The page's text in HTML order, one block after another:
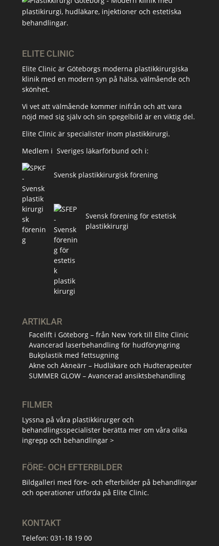
ELITE CLINIC
Elite Clinic är Göteborgs moderna plastikkirurgiska
klinik med en modern syn på hälsa, välmående och
skönhet.
Vi vet att välmående kommer inifrån och att vara
nöjd med sig själv och sin spegelbild är en viktig del.
Elite Clinic är specialister inom plastikkirurgi.
Medlem i Sveriges läkarförbund och i:
Svensk plastikkirurgisk förening
Svensk förening för estetisk
plastikkirurgi
ARTIKLAR
Facelift i Göteborg – från New York till Elite Clinic
Avancerad laserbehandling för hudföryngring
Bukplastik med fettsugning
Akne och Akneärr – Hudläkare och Hudterapeuter
SUMMER GLOW – Avancerad ansiktsbehandling
FILMER
Lyssna på våra plastikkirurger och
behandlingsspecialister berätta mer om våra olika
ingrepp och behandlingar >
FÖRE- OCH EFTERBILDER
Bildgalleri med före- och efterbilder på behandlingar
och operationer utförda på Elite Clinic.
KONTAKT
Telefon: 031-18 19 00